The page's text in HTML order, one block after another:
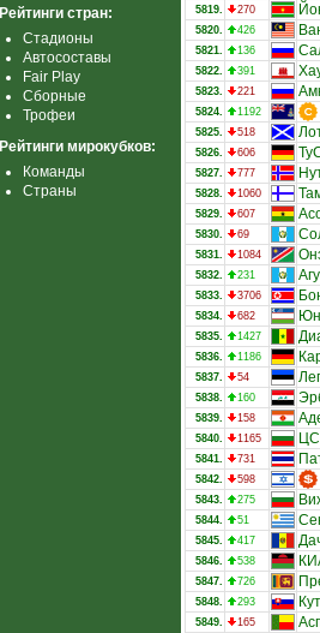
Рейтинги стран:
Стадионы
Автосоставы
Fair Play
Сборные
Трофеи
Рейтинги мирокубков:
Команды
Страны
5819.
270
5820.
426
5821.
136
5822.
391
5823.
221
5824.
1192
5825.
518
5826.
606
5827.
777
5828.
1060
5829.
607
5830.
69
5831.
1084
5832.
231
5833.
3706
5834.
682
5835.
1427
5836.
1186
5837.
54
5838.
160
5839.
158
5840.
1165
5841.
731
5842.
598
5843.
275
5844.
51
5845.
417
5846.
538
5847.
726
5848.
293
5849.
165